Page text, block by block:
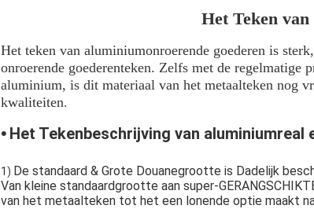
Het Teken
Het teken van aluminiumonroerende goederen is
onroerende goederenteken. Zelfs met de
aluminium, is dit materiaal van het metaalteken nog
kwaliteiten.
• Het Tekenbeschrijving van aluminiumreal
1) De standaard & Grote Douanegrootte is Dadelijk
Van kleine standaardgrootte aan super-
van het metaalteken tot het een lonende optie maakt